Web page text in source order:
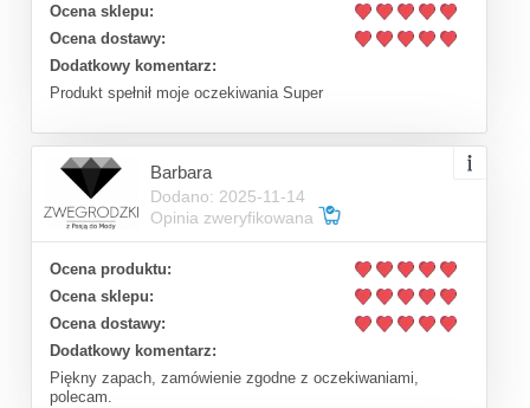
Ocena sklepu:
Ocena dostawy:
Dodatkowy komentarz:
Produkt spełnił moje oczekiwania Super
Barbara
Dodano: 2025-11-14
Opinia zweryfikowana
Ocena produktu:
Ocena sklepu:
Ocena dostawy:
Dodatkowy komentarz:
Piękny zapach, zamówienie zgodne z oczekiwaniami,
polecam.